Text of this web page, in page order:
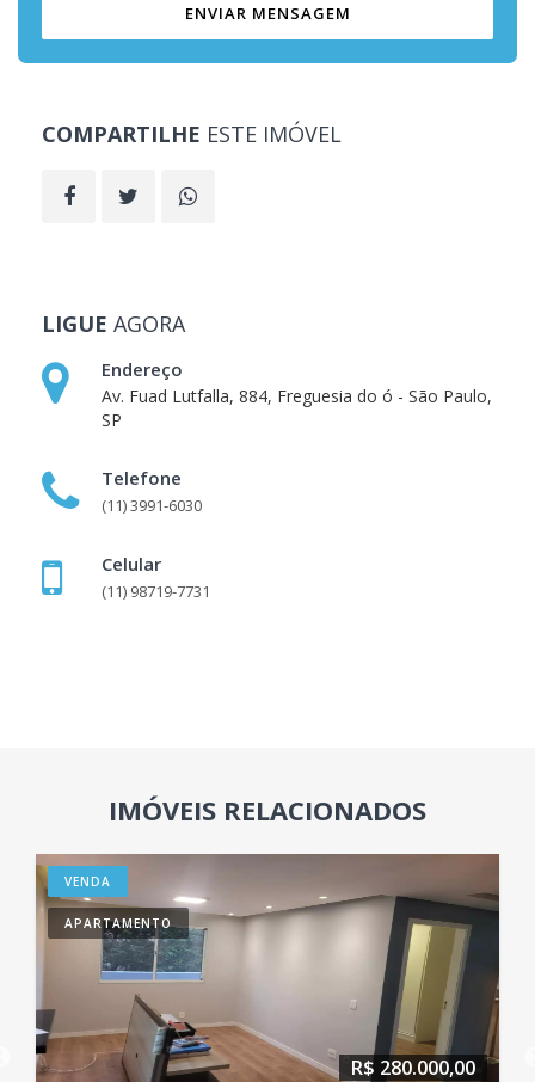
ENVIAR MENSAGEM
COMPARTILHE ESTE IMÓVEL
LIGUE AGORA
Endereço
Av. Fuad Lutfalla, 884, Freguesia do ó - São Paulo,
SP
Telefone
(11) 3991-6030
Celular
(11) 98719-7731
IMÓVEIS RELACIONADOS
VENDA
APARTAMENTO
R$ 280.000,00